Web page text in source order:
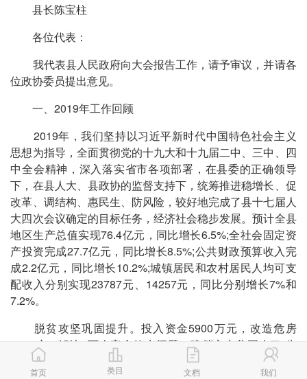
县长陈宝柱
各位代表：
我代表县人民政府向大会报告工作，请予审议，并请各
位政协委员提出意见。
一、2019年工作回顾
2019年，我们坚持以习近平新时代中国特色社会主义
思想为指导，全面贯彻党的十九大和十九届二中、三中、四
中全会精神，深入落实省市各项部署，在县委的正确领导
下，在县人大、县政协的监督支持下，统筹推进稳增长、促
改革、调结构、惠民生、防风险，较好地完成了县十七届人
大四次会议确定的目标任务，经济社会稳步发展。预计全县
地区生产总值实现76.4亿元，同比增长6.5%;全社会固定资
产投资完成27.7亿元，同比增长8.5%;公共财政预算收入完
成2.2亿元，同比增长10.2%;城镇居民和农村居民人均可支
配收入分别实现23787元、14257元，同比分别增长7%和
7.2%。
脱贫攻坚巩固提升。投入资金5900万元，改造危房
1209户，解决7万人安全饮水问题，建档立卡贫困人口“先
诊疗、后付费”政策全覆盖，医保报销1.6万人次、5356万
首页 类目 文档 我们